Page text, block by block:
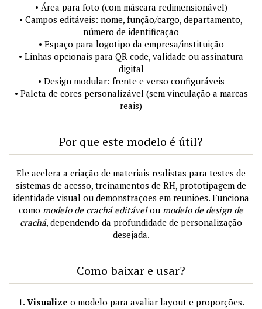
• Área para foto (com máscara redimensionável)
• Campos editáveis: nome, função/cargo, departamento,
número de identificação
• Espaço para logotipo da empresa/instituição
• Linhas opcionais para QR code, validade ou assinatura
digital
• Design modular: frente e verso configuráveis
• Paleta de cores personalizável (sem vinculação a marcas
reais)
Por que este modelo é útil?
Ele acelera a criação de materiais realistas para testes de
sistemas de acesso, treinamentos de RH, prototipagem de
identidade visual ou demonstrações em reuniões. Funciona
como modelo de crachá editávelou modelo de design de
crachá, dependendo da profundidade de personalização
desejada.
Como baixar e usar?
1. Visualize o modelo para avaliar layout e proporções.